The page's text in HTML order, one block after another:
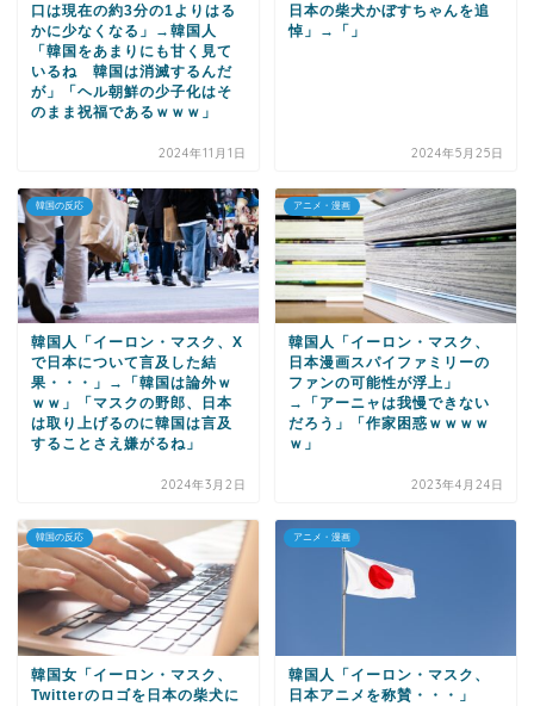
口は現在の約3分の1よりはる
かに少なくなる」→韓国人
「韓国をあまりにも甘く見て
いるね 韓国は消滅するんだ
が」「ヘル朝鮮の少子化はそ
のまま祝福であるｗｗｗ」
2024年11月1日
日本の柴犬かぼすちゃんを追
悼」→「」
2024年5月25日
韓国の反応
韓国人「イーロン・マスク、X
で日本について言及した結
果・・・」→「韓国は論外ｗ
ｗｗ」「マスクの野郎、日本
は取り上げるのに韓国は言及
することさえ嫌がるね」
2024年3月2日
アニメ・漫画
韓国人「イーロン・マスク、
日本漫画スパイファミリーの
ファンの可能性が浮上」
→「アーニャは我慢できない
だろう」「作家困惑ｗｗｗｗ
ｗ」
2023年4月24日
韓国の反応
韓国女「イーロン・マスク、
Twitterのロゴを日本の柴犬に
アニメ・漫画
韓国人「イーロン・マスク、
日本アニメを称賛・・・」